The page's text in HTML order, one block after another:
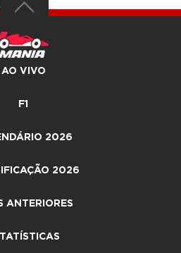
AO VIVO
F1
2026
2026
ANTERIORES